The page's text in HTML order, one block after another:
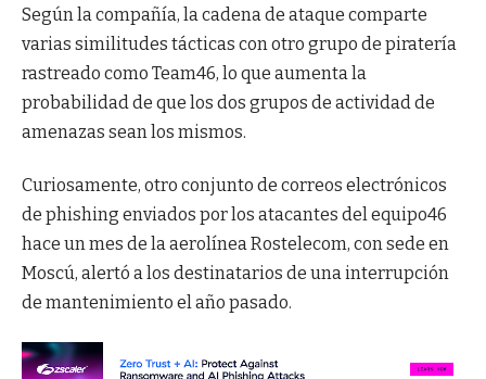
Según la compañía, la cadena de ataque comparte
varias similitudes tácticas con otro grupo de piratería
rastreado como Team46, lo que aumenta la
probabilidad de que los dos grupos de actividad de
amenazas sean los mismos.
Curiosamente, otro conjunto de correos electrónicos
de phishing enviados por los atacantes del equipo46
hace un mes de la aerolínea Rostelecom, con sede en
Moscú, alertó a los destinatarios de una interrupción
de mantenimiento el año pasado.